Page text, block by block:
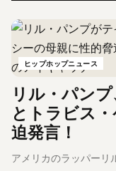
ヒップホップニュース
リル・パン
とトラビス
迫発言！
アメリカのラッパーリ